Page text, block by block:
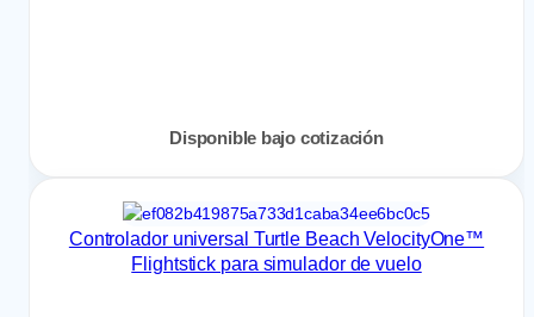
Disponible bajo cotización
Controlador universal Turtle Beach VelocityOne™
Flightstick para simulador de vuelo